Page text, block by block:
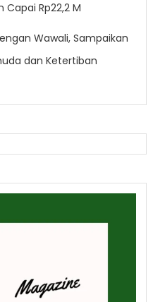
Capai Rp22,2 M
Wawali, Sampaikan
dan Ketertiban